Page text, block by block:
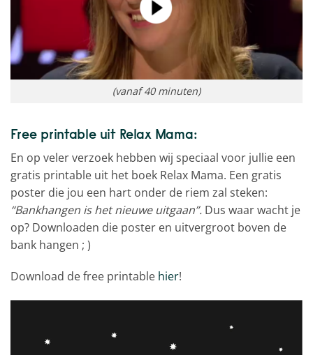
(vanaf 40 minuten)
Free printable uit Relax Mama:
En op veler verzoek hebben wij speciaal voor jullie een
gratis printable uit het boek Relax Mama. Een gratis
poster die jou een hart onder de riem zal steken:
“Bankhangen is het nieuwe uitgaan”. Dus waar wacht je
op? Downloaden die poster en uitvergroot boven de
bank hangen ; )
Download de free printable hier!